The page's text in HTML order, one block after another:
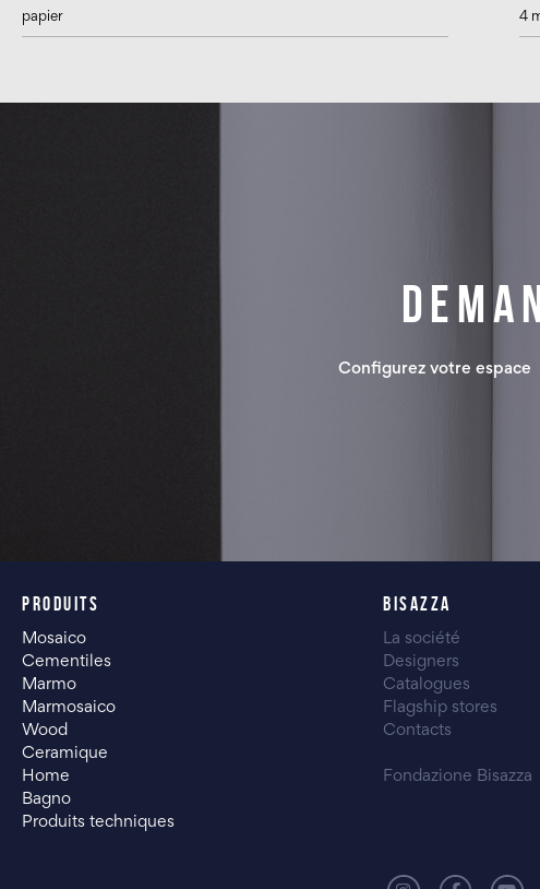
papier 4
Configurez votre espace
PRODUITS
Mosaico
Cementiles
Marmo
Marmosaico
Wood
Ceramique
Home
Bagno
Produits techniques
BISAZZA
La société
Designers
Catalogues
Flagship stores
Contacts
Fondazione Bisazza